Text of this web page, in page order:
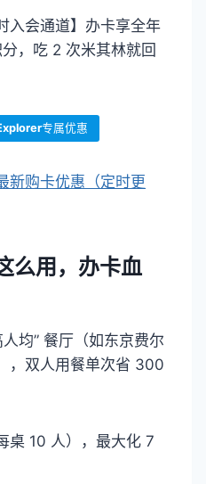
入会通道】办卡享全年
，吃 2 次米其林就回
专属优惠
新购卡优惠（定时更
么用，办卡血
均” 餐厅（如东京费尔
，双人用餐单次省 300
桌 10 人），最大化 7